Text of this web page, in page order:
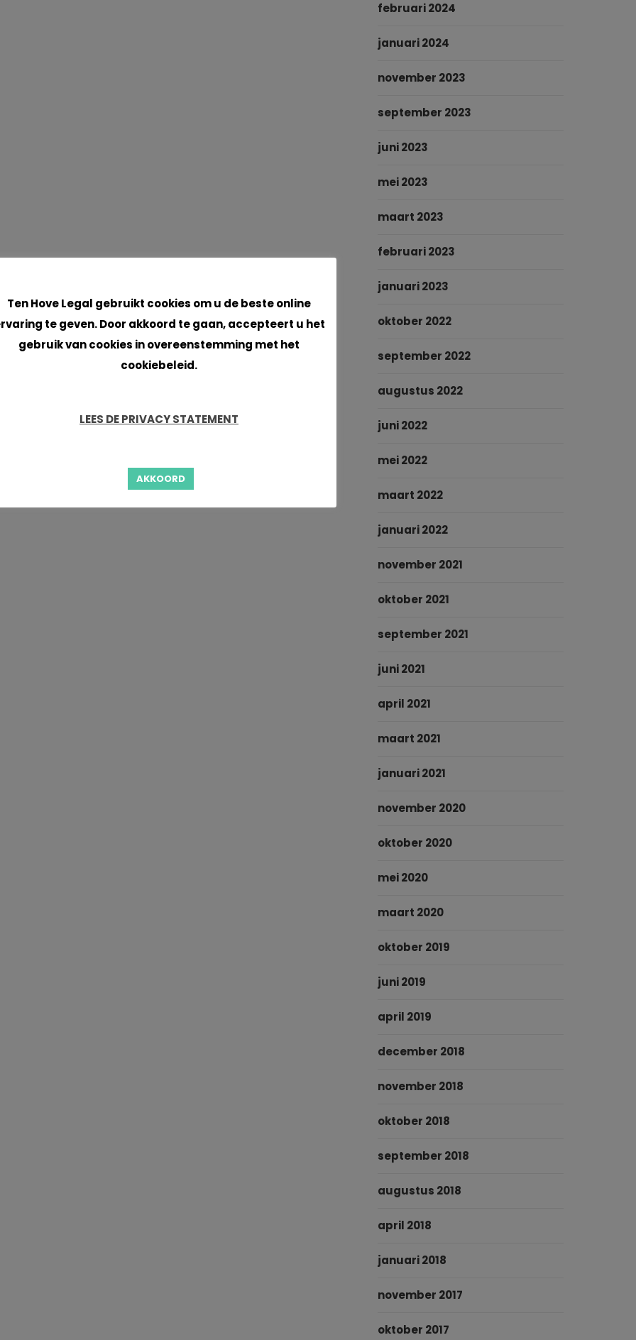
februari 2024
januari 2024
november 2023
september 2023
juni 2023
mei 2023
maart 2023
februari 2023
januari 2023
oktober 2022
september 2022
augustus 2022
juni 2022
mei 2022
maart 2022
januari 2022
november 2021
oktober 2021
september 2021
juni 2021
april 2021
maart 2021
januari 2021
november 2020
oktober 2020
mei 2020
maart 2020
oktober 2019
juni 2019
april 2019
december 2018
november 2018
oktober 2018
september 2018
augustus 2018
april 2018
januari 2018
november 2017
oktober 2017
Ten Hove Legal gebruikt cookies om u de beste online
te geven. Door akkoord te gaan, accepteert u het
gebruik van cookies in overeenstemming met het
cookiebeleid.
LEES DE PRIVACY STATEMENT
AKKOORD